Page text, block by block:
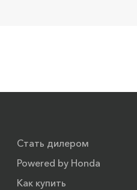
Стать дилером
Powered by Honda
Как купить